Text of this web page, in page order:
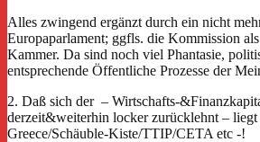
Alles zwingend ergänzt durch ein nicht
Europaparlament; ggfls. die Kommission
Kammer. Da sind noch viel Phantasie,
entsprechende Öffentliche Prozesse der
2. Daß sich der – Wirtschafts-
derzeit&weiterhin locker zurücklehnt – liegt
Greece/Schäuble-Kiste/TTIP/CETA etc -!